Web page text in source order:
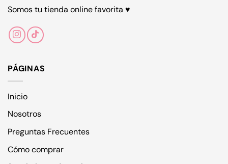
Somos tu tienda online favorita ♥
PÁGINAS
Inicio
Nosotros
Preguntas Frecuentes
Cómo comprar